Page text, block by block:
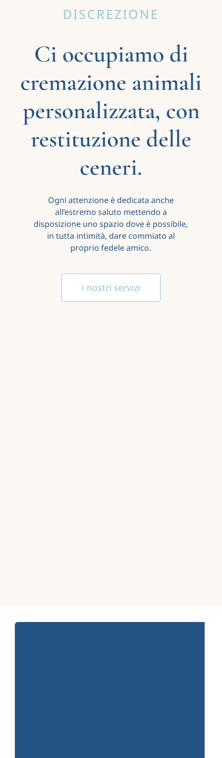
DISCREZIONE
Ci occupiamo di
cremazione animali
personalizzata, con
restituzione delle
ceneri.
Ogni attenzione è dedicata anche
all’estremo saluto mettendo a
disposizione uno spazio dove è possibile,
in tutta intimità, dare commiato al
proprio fedele amico.
i nostri servizi